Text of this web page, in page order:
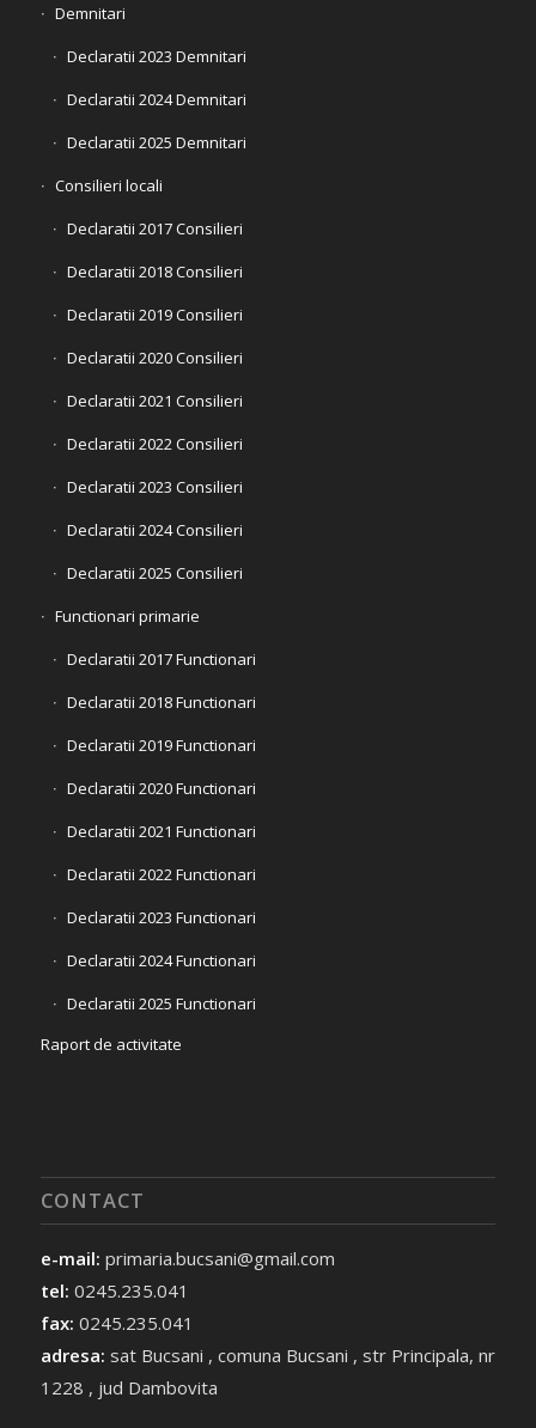
Demnitari
Declaratii 2023 Demnitari
Declaratii 2024 Demnitari
Declaratii 2025 Demnitari
Consilieri locali
Declaratii 2017 Consilieri
Declaratii 2018 Consilieri
Declaratii 2019 Consilieri
Declaratii 2020 Consilieri
Declaratii 2021 Consilieri
Declaratii 2022 Consilieri
Declaratii 2023 Consilieri
Declaratii 2024 Consilieri
Declaratii 2025 Consilieri
Functionari primarie
Declaratii 2017 Functionari
Declaratii 2018 Functionari
Declaratii 2019 Functionari
Declaratii 2020 Functionari
Declaratii 2021 Functionari
Declaratii 2022 Functionari
Declaratii 2023 Functionari
Declaratii 2024 Functionari
Declaratii 2025 Functionari
Raport de activitate
CONTACT
e-mail: primaria.bucsani@gmail.com
tel: 0245.235.041
fax: 0245.235.041
adresa: sat Bucsani , comuna Bucsani , str Principala, nr
1228 , jud Dambovita